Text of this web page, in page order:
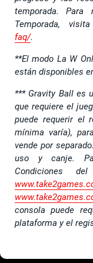
temporada.
Temporada, visita
faq/.
**El modo La W
están disponibles
*** Gravity Ball es
que requiere el
puede requerir el
mínima varía),
vende por
uso y canje.
Condiciones
consola puede
plataforma y el